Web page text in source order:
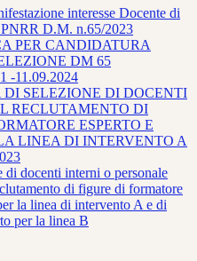
interesse Docente di
PNRR D.M. n.65/2023
PER CANDIDATURA
DM 65
-11.09.2024
DI SELEZIONE DI DOCENTI
RECLUTAMENTO DI
ESPERTO E
LINEA DI INTERVENTO A
di docenti interni o personale
di figure di formatore
la linea di intervento A e di
per la linea B